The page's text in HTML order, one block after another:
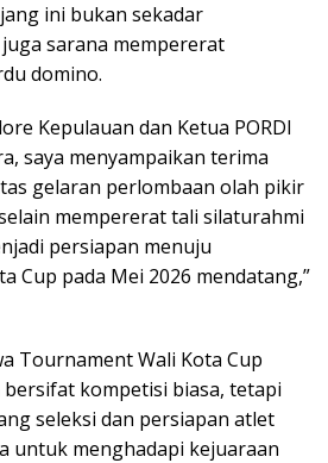
ini bukan sekadar
sarana mempererat
domino.
Kepulauan dan Ketua PORDI
saya menyampaikan terima
gelaran perlombaan olah pikir
mempererat tali silaturahmi
persiapan menuju
Cup pada Mei 2026 mendatang,”
Tournament Wali Kota Cup
kompetisi biasa, tetapi
seleksi dan persiapan atlet
untuk menghadapi kejuaraan